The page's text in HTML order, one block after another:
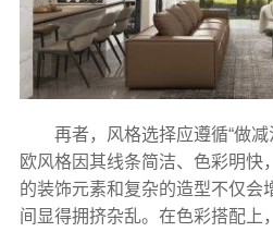
再者，风格选择应遵循“做
欧风格因其线条简洁、色彩明快
的装饰元素和复杂的造型不仅会
间显得拥挤杂乱。在色彩搭配上